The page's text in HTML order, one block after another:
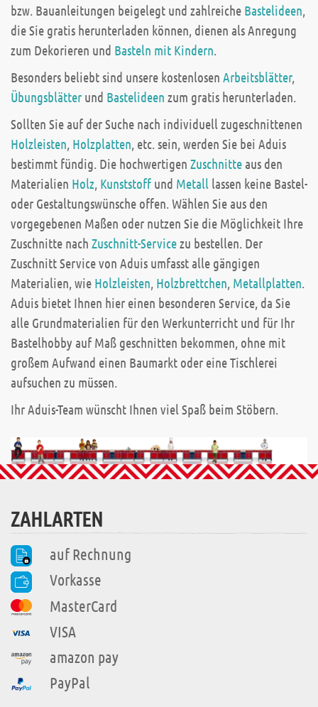
bzw. Bauanleitungen beigelegt und zahlreiche Bastelideen,
die Sie gratis herunterladen können, dienen als Anregung
zum Dekorieren und Basteln mit Kindern.
Besonders beliebt sind unsere kostenlosen Arbeitsblätter,
Übungsblätter und Bastelideen zum gratis herunterladen.
Sollten Sie auf der Suche nach individuell zugeschnittenen
Holzleisten, Holzplatten, etc. sein, werden Sie bei Aduis
bestimmt fündig. Die hochwertigen Zuschnitteaus den
Materialien Holz, Kunststoff und Metall lassen keine Bastel-
oder Gestaltungswünsche offen. Wählen Sie aus den
vorgegebenen Maßen oder nutzen Sie die Möglichkeit Ihre
Zuschnitte nach Zuschnitt-Servicezu bestellen. Der
Zuschnitt Service von Aduis umfasst alle gängigen
Materialien, wie Holzleisten, Holzbrettchen, Metallplatten.
Aduis bietet Ihnen hier einen besonderen Service, da Sie
alle Grundmaterialien für den Werkunterricht und für Ihr
Bastelhobby auf Maß geschnitten bekommen, ohne mit
großem Aufwand einen Baumarkt oder eine Tischlerei
aufsuchen zu müssen.
Ihr Aduis-Team wünscht Ihnen viel Spaß beim Stöbern.
ZAHLARTEN
auf Rechnung
Vorkasse
MasterCard
VISA
amazon pay
PayPal